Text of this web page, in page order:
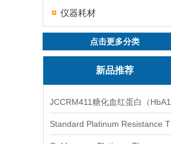
仪器耗材
点击更多分类
新品推荐